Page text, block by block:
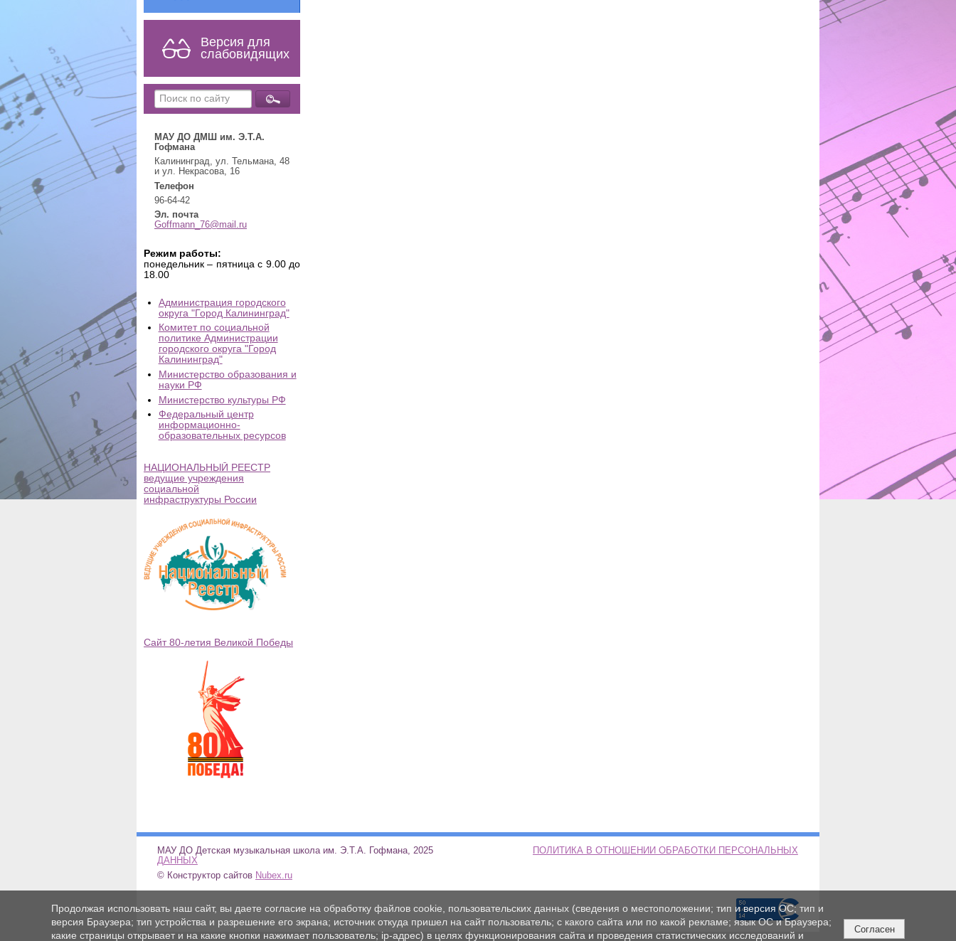
Версия для
слабовидящих
МАУ ДО ДМШ им. Э.Т.А.
Гофмана
Калининград, ул. Тельмана, 48
и ул. Некрасова, 16
Телефон
96-64-42
Эл. почта
Goffmann_76@mail.ru
Режим работы:
понедельник – пятница с 9.00 до
18.00
Администрация городского
округа "Город Калининград"
Комитет по социальной
политике Администрации
городского округа "Город
Калининград"
Министерство образования и
науки РФ
Министерство культуры РФ
Федеральный центр
информационно-
образовательных ресурсов
НАЦИОНАЛЬНЫЙ РЕЕСТР
ведущие учреждения
социальной
инфраструктуры России
Сайт 80-летия Великой Победы
МАУ ДО Детская музыкальная школа им. Э.Т.А. Гофмана, 2025
ПОЛИТИКА В ОТНОШЕНИИ ОБРАБОТКИ ПЕРСОНАЛЬНЫХ
ДАННЫХ
© Конструктор сайтов Nubex.ru
Продолжая использовать наш сайт, вы даете согласие на обработку файлов cookie, пользовательских данных (сведения о местоположении; тип и версия ОС; тип и
версия Браузера; тип устройства и разрешение его экрана; источник откуда пришел на сайт пользователь; с какого сайта или по какой рекламе; язык ОС и Браузера;
какие страницы открывает и на какие кнопки нажимает пользователь; ip-адрес) в целях функционирования сайта и проведения статистических исследований и
Согласен